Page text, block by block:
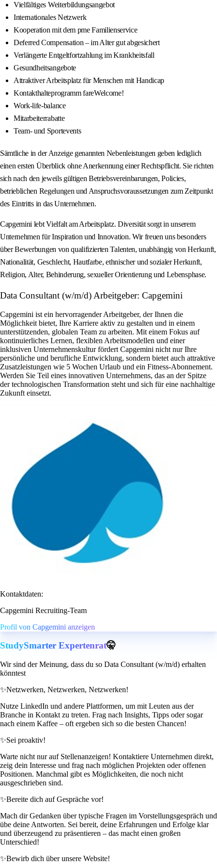
Vielfältiges Weiterbildungsangebot
Internationales Netzwerk
Kooperation mit dem pme Familienservice
Deferred Compensation – im Alter gut abgesichert
Verlängerte Entgeltfortzahlung im Krankheitsfall
Gesundheitsangebote
Attraktiver Arbeitsplatz für Menschen mit Handicap
Kontakthalteprogramm fareWelcome!
Work-life-balance
Mitarbeiterrabatte
Team- und Sportevents
Sämtliche in der Anzeige genannten Nebenleistungen geben lediglich
einen ersten Überblick ohne Anerkennung einer Rechtspflicht. Sie richten
sich nach den jeweils gültigen Betriebsvereinbarungen, Policies,
betrieblichen Regelungen und Anspruchsvoraussetzungen zum Zeitpunkt
des Eintritts in das Unternehmen.
Capgemini lebt Vielfalt am Arbeitsplatz. Diversität sorgt in unserem
Unternehmen für Inspiration und Innovation. Wir freuen uns besonders
über Bewerbungen von qualifizierten Talenten, unabhängig von Herkunft,
Nationalität, Geschlecht, Hautfarbe, ethnischer und sozialer Herkunft,
Religion, Alter, Behinderung, sexueller Orientierung und Lebensphase.
Data Consultant (w/m/d) Arbeitgeber: Capgemini
Capgemini ist ein hervorragender Arbeitgeber, der Ihnen die
Möglichkeit bietet, Ihre Karriere aktiv zu gestalten und in einem
unterstützenden, globalen Team zu arbeiten. Mit einem Fokus auf
kontinuierliches Lernen, flexiblen Arbeitsmodellen und einer
inklusiven Unternehmenskultur fördert Capgemini nicht nur Ihre
persönliche und berufliche Entwicklung, sondern bietet auch attraktive
Zusatzleistungen wie 5 Wochen Urlaub und ein Fitness-Abonnement.
Werden Sie Teil eines innovativen Unternehmens, das an der Spitze
der technologischen Transformation steht und sich für eine nachhaltige
Zukunft einsetzt.
Kontaktdaten:
Capgemini Recruiting-Team
Profil von Capgemini anzeigen
StudySmarter Expertenrat🤫
Wir sind der Meinung, dass du so Data Consultant (w/m/d) erhalten
könntest
✨Netzwerken, Netzwerken, Netzwerken!
Nutze LinkedIn und andere Plattformen, um mit Leuten aus der
Branche in Kontakt zu treten. Frag nach Insights, Tipps oder sogar
nach einem Kaffee – oft ergeben sich so die besten Chancen!
✨Sei proaktiv!
Warte nicht nur auf Stellenanzeigen! Kontaktiere Unternehmen direkt,
zeig dein Interesse und frag nach möglichen Projekten oder offenen
Positionen. Manchmal gibt es Möglichkeiten, die noch nicht
ausgeschrieben sind.
✨Bereite dich auf Gespräche vor!
Mach dir Gedanken über typische Fragen im Vorstellungsgespräch und
übe deine Antworten. Sei bereit, deine Erfahrungen und Erfolge klar
und überzeugend zu präsentieren – das macht einen großen
Unterschied!
✨Bewirb dich über unsere Website!